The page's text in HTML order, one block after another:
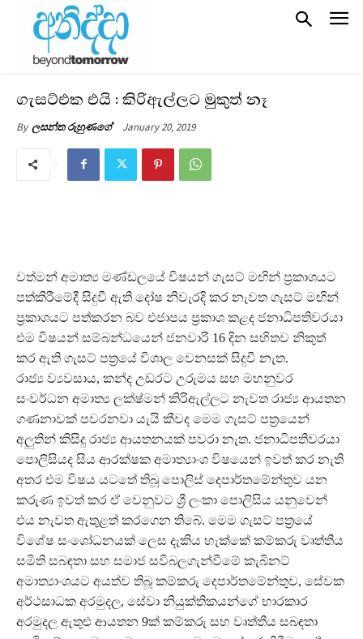
ගැසට්එක එයි : කිරිඇල්ලට මුකුත් නෑ
By ලසන්ත රුහුණගේ January 20, 2019
වත්මන් අමාත්‍ය මණ්ඩලයේ විෂයන් ගැසට් මඟින් ප්‍රකාශයට
පත්කිරීමේදී සිදුවී ඇති දෝෂ නිවැරදි කර නැවත ගැසට් මඟින්
ප්‍රකාශයට පත්කරන බව එජාපය ප්‍රකාශ කළද ජනාධිපතිවරයා
එම විෂයන් සම්බන්ධයෙන් ජනවාරි 16 දින සහිතව නිකුත්
කර ඇති ගැසට් පත්‍රයේ විශාල වෙනසක් සිදුවී නැත.
රාජ්‍ය ව්‍යවසාය, කන්ද උඩරට උරුමය සහ මහනුවර
සංවර්ධන අමාත්‍ය ලක්ෂ්මන් කිරිඇල්ලට නැවත රාජ්‍ය ආයතන
ගණනාවක් පවරනවා යැයි කීවද මෙම ගැසට් පත්‍රයෙන්
අලු‍තින් කිසිදු රාජ්‍ය ආයතනයක් පවරා නැත. ජනාධිපතිවරයා
පොලිසියද සිය ආරක්ෂක අමාත්‍යාංශ විෂයෙන් ඉවත් කර නැති
අතර එම විෂය යටතේ තිබූ පොලිස් දෙපාර්තමේන්තුව යන
කරුණ ඉවත් කර ඒ වෙනුවට ශ්‍රී ලංකා පොලිසිය යනුවෙන්
එය නැවත ඇතුළත් කරගෙන තිබේ. මෙම ගැසට් පත්‍රයේ
විශේෂ සංශෝධනයක් ලෙස දැකිය හැක්කේ කම්කරු වෘත්තීය
සමිති සබඳතා සහ සමාජ සවිබලගැන්වීමේ කැබිනට්
අමාත්‍යාංශයට අයත්ව තිබූ කම්කරු දෙපාර්තමේන්තුව, සේවක
අර්ථසාධක අරමුදල, සේවා නියුක්තිකයන්ගේ භාරකාර
අරමුදල ඇතුළු ආයතන 9ක් කම්කරු සහ වෘත්තීය සබඳතා